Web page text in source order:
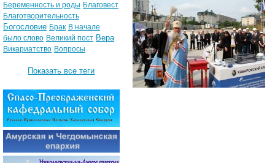
Беременность и роды Благовест
Благотворительность
Богословие Брак В начале
было слово Великий пост Вера
Викариатство Вопросы
Показать все теги